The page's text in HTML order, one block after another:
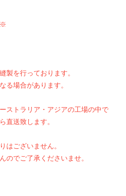
製を行っております。
る場合があります。
ストラリア・アジアの工場の中で
直送致します。
はございません。
のでご了承くださいませ。